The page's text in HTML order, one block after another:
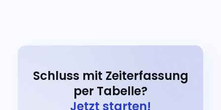
Schluss mit Zeiterfassung
per Tabelle?
Jetzt starten!